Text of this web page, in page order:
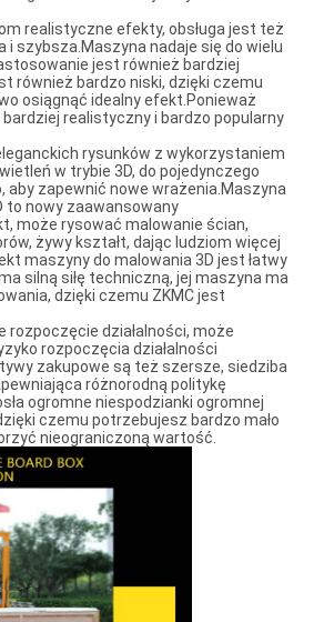
realistyczne efekty, obsługa jest też
i szybsza.Maszyna nadaje się do wielu
jest również bardziej
również bardzo niski, dzięki czemu
osiągnąć idealny efekt.Ponieważ
realistyczny i bardzo popularny
rysunków z wykorzystaniem
w trybie 3D, do pojedynczego
aby zapewnić nowe wrażenia.Maszyna
to nowy zaawansowany
może rysować malowanie ścian,
żywy kształt, dając ludziom więcej
maszyny do malowania 3D jest łatwy
silną siłę techniczną, jej maszyna ma
dzięki czemu ZKMC jest
rozpoczęcie działalności, może
rozpoczęcia działalności
zakupowe są też szersze, siedziba
różnorodną politykę
ogromne niespodzianki ogromnej
czemu potrzebujesz bardzo mało
nieograniczoną wartość.